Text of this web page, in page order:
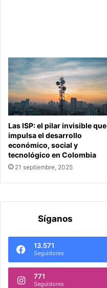
Las ISP: el pilar invisible que
impulsa el desarrollo
económico, social y
tecnológico en Colombia
21 septiembre, 2025
Síganos
13.571
Seguidores
771
Seguidores